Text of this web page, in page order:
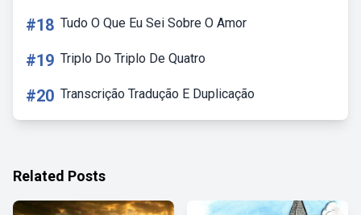
#18 Tudo O Que Eu Sei Sobre O Amor
#19 Triplo Do Triplo De Quatro
#20 Transcrição Tradução E Duplicação
Related Posts